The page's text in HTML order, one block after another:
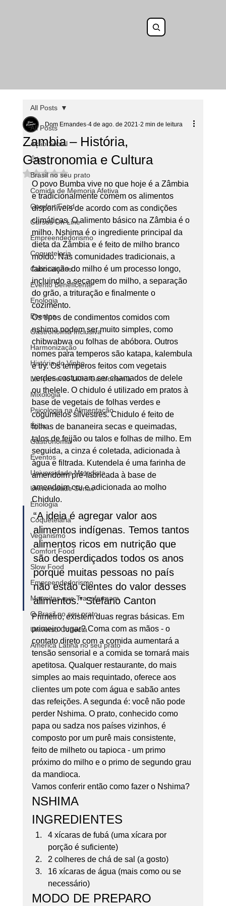
All Posts
Ação Social
Ética
Brasil no seu prato
Comida de Memoria Afetiva
Comfort Food
Cursos On Line
Empreendedorismo
Coquetelaria
Curiosidades
Evento Beneficente
Enologia
Eventos
Gastronomia Inclusiva
Harmonização
História do Vinho
Lançamento Livro Gastronomia
Mixologia
Psicologia na Alimentação
Ética
Gastronomia
Eventos
Universidade Metodista
Universidade Senac
Enologia
Coquetelaria
Veganismo
Comfort Food
Slow Food
Empreendedorismo
Marmitas que Transformam
O Brasil no seu prato
Universo Conecta
América Latina no seu prato
All Posts
Zambia – História,
Gastronomia e Cultura
Dom Ernandes 4 de ago. de 2021 2 min de leitura
Avaliado com NaN de 5 estrelas.
O povo Bumba vive no que hoje é a Zâmbia
e tradicionalmente comem os alimentos
disponíveis de acordo com as condições
climáticas. O alimento básico na Zâmbia é o
milho. Nshima é o ingrediente principal da
dieta da Zâmbia e é feito de milho branco
moído. Nas comunidades tradicionais, a
fabricação do milho é um processo longo,
incluindo a secagem do milho, a separação
do grão, a trituração e finalmente o
cozimento.
Os tipos de condimentos comidos com
nshima podem ser muito simples, como
chibwabwa ou folhas de abóbora. Outros
nomes para temperos são katapa, kalembula
e try. Os temperos feitos com vegetais
verdes costumam ser chamados de delele
ou thelele. O chidulo é utilizado em pratos à
base de vegetais de folhas verdes e
cogumelos silvestres. Chidulo é feito de
folhas de bananeira secas e queimadas,
talos de feijão ou talos e folhas de milho. Em
seguida, a cinza é coletada, adicionada à
água e filtrada. Kutendela é uma farinha de
amendoim pré-fabricada à base de
amendoim cru e adicionada ao molho
Chidulo.
“A ideia é agregar valor aos
alimentos indígenas. Temos tantos
alimentos ricos em nutrição que
são desperdiçados todos os anos
porque muitas pessoas no país
não estão cientes do valor desses
alimentos.” Stefano Canton
Primeiro, existem duas regras básicas. Em
primeiro lugar? Coma com as mãos - o
contato direto com a comida aumentará a
tensão sensorial e a comida se tornará mais
apetitosa. Qualquer restaurante, do mais
simples ao mais requintado, oferece aos
clientes um pote com água e sabão antes
das refeições. A segunda é: você não pode
perder Nshima. O prato, conhecido como
papa ou sadza nos países vizinhos, é
composto por um purê mais consistente,
feito de milheto ou tapioca - um primo
próximo do milho e o primo de segundo grau
da mandioca.
Vamos conferir então como fazer o Nshima?
NSHIMA
INGREDIENTES
4 xícaras de fubá (uma xícara por
porção é suficiente)
2 colheres de chá de sal (a gosto)
16 xícaras de água (mais como ou se
necessário)
MODO DE PREPARO